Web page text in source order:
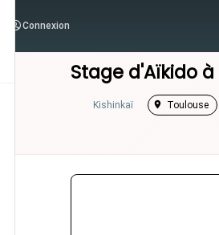
Connexion
Stage d'Aïkido à
Kishinkaï Toulouse